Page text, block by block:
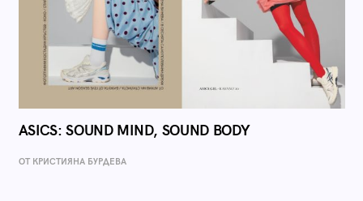
ASICS: SOUND MIND, SOUND BODY
ОТ КРИСТИЯНА БУРДЕВА